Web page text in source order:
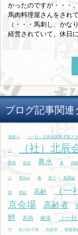
かったのですが・・・
馬肉料理屋さんをされ
（・・・馬刺し、かな
経営されていて、休日
ブログ記事関連
魂振り （一社）北辰会関東支部ス
け （社）北辰
医療 鳥肌 鼻水 鼻 高
け 馬Stay 魂 黒子 鬼神論
部 黄砂 高齢
（
京会場
高齢者
鯉 高熱 麻疹 （一
ザ 鮭の白子焼 魚腥草 齋藤鳳